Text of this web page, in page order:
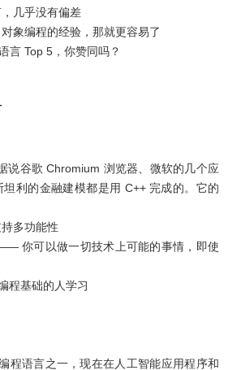
几乎没有偏差
象编程的经验，那就更容易了
言 Top 5，你赞同吗？
说谷歌 Chromium 浏览器、微软的几个应
坦利的金融建模都是用 C++ 完成的。它的
多功能性
你可以做一切技术上可能的事情，即使
程基础的人学习
程语言之一，现在在人工智能应用程序和